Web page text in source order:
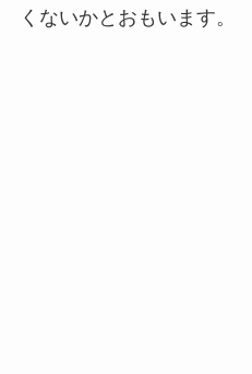
くないかとおもいます。